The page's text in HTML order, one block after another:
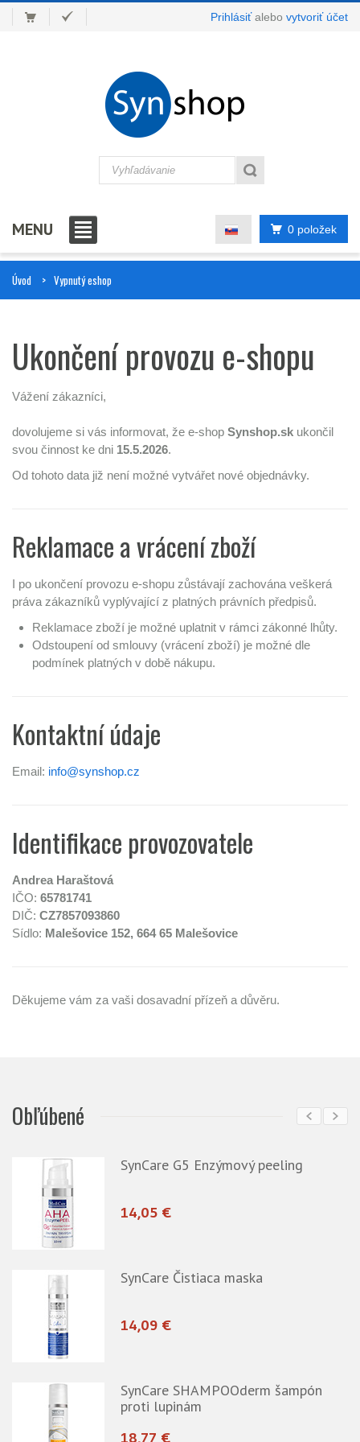
Prihlásiťalebo vytvoriť účet
0 položek
MENU
Úvod Vypnutý eshop
Ukončení provozu e-shopu
Vážení zákazníci,
dovolujeme si vás informovat, že e-shop Synshop.sk ukončil
svou činnost ke dni 15.5.2026.
Od tohoto data již není možné vytvářet nové objednávky.
Reklamace a vrácení zboží
I po ukončení provozu e-shopu zůstávají zachována veškerá
práva zákazníků vyplývající z platných právních předpisů.
Reklamace zboží je možné uplatnit v rámci zákonné lhůty.
Odstoupení od smlouvy (vrácení zboží) je možné dle
podmínek platných v době nákupu.
Kontaktní údaje
Email: info@synshop.cz
Identifikace provozovatele
Andrea Haraštová
IČO: 65781741
DIČ: CZ7857093860
Sídlo: Malešovice 152, 664 65 Malešovice
Děkujeme vám za vaši dosavadní přízeň a důvěru.
Obľúbené
SynCare G5 Enzýmový peeling
14,05 €
SynCare Čistiaca maska
14,09 €
SynCare SHAMPOOderm šampón
proti lupinám
18,77 €